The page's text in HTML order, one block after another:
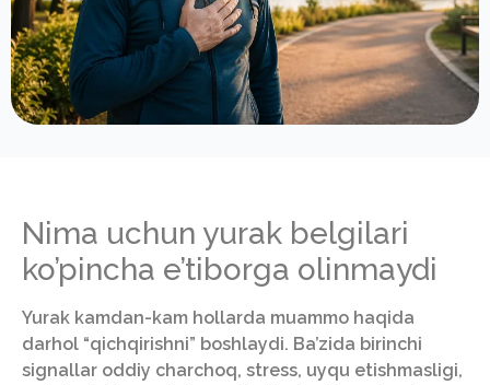
Nima uchun yurak belgilari
ko’pincha e’tiborga olinmaydi
Yurak kamdan-kam hollarda muammo haqida
darhol “qichqirishni” boshlaydi. Ba’zida birinchi
signallar oddiy charchoq, stress, uyqu etishmasligi,